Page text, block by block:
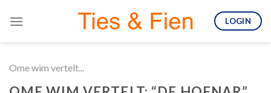
LOGIN
Ome wim vertelt...